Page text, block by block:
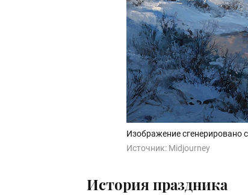
Изображение сгенерировано
Источник: Midjourney
История праздника